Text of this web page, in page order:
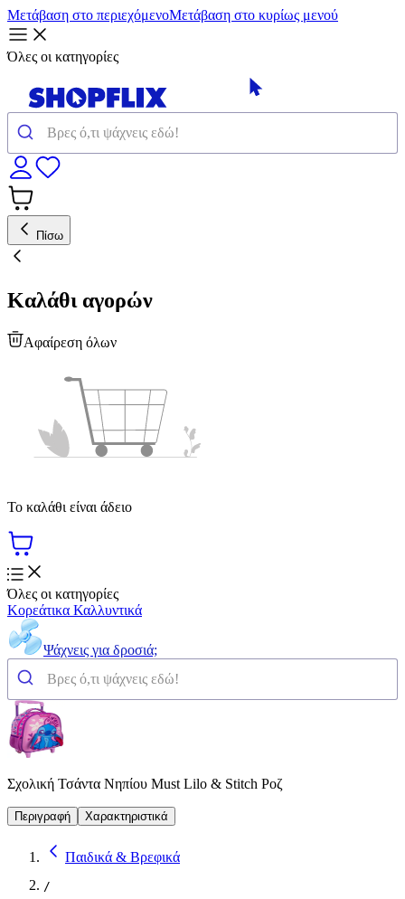
Μετάβαση στο περιεχόμενοΜετάβαση στο κυρίως μενού
Όλες οι κατηγορίες
Πίσω
Καλάθι αγορών
Αφαίρεση όλων
Το καλάθι είναι άδειο
Όλες οι κατηγορίες
Κορεάτικα Καλλυντικά
Ψάχνεις για δροσιά;
Σχολική Τσάντα Νηπίου Must Lilo & Stitch Ροζ
Περιγραφή Χαρακτηριστικά
Παιδικά & Βρεφικά
/